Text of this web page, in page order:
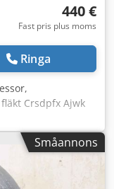
440 €
Fast pris plus moms
Ringa
Crsdpfx Ajwk
-Typ: G63A2 -
-Mått:Småannons